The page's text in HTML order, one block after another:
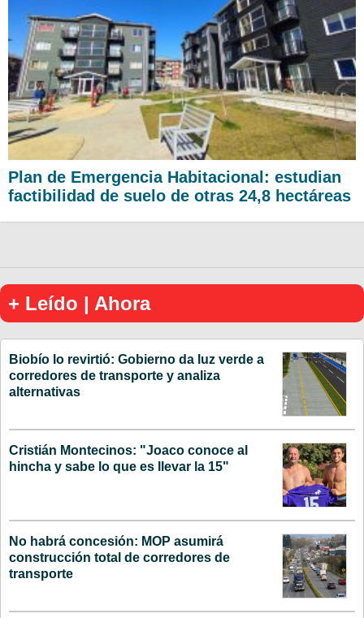
Plan de Emergencia Habitacional: estudian
factibilidad de suelo de otras 24,8 hectáreas
+ Leído | Ahora
Biobío lo revirtió: Gobierno da luz verde a
corredores de transporte y analiza
alternativas
Cristián Montecinos: "Joaco conoce al
hincha y sabe lo que es llevar la 15"
No habrá concesión: MOP asumirá
construcción total de corredores de
transporte